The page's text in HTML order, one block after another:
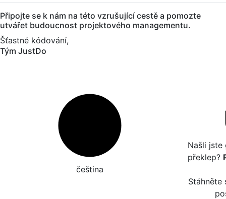
Připojte se k nám na této vzrušující cestě a pomozte
utvářet budoucnost projektového managementu.
Šťastné kódování,
Tým JustDo
čeština‎
Našli jste
překlep?
Stáhněte